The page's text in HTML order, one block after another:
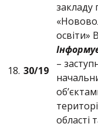
18. 30/19
закладу
освіти»
–
області